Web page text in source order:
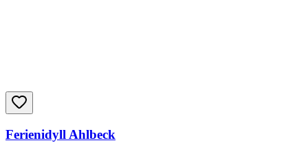
Ferienidyll Ahlbeck